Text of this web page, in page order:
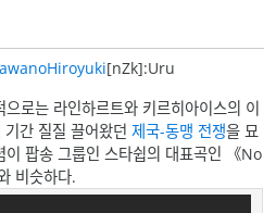
[nZk]:Uru
로는 라인하르트와 키르히아이스의 이
기간 질질 끌어왔던제국-동맹 전쟁을 묘
팝송 그룹인 스타쉽의 대표곡인 《No
비슷하다.